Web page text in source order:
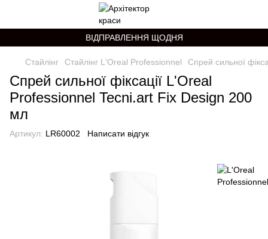
ВІДПРАВЛЕННЯ ЩОДНЯ
Стайлінг Стайлінг L'Oreal Professionnel Спрей сильної
Спрей сильної фіксації L'Oreal
Professionnel Tecni.art Fix Design 200
мл
Артикул: LR60002 Написати відгук